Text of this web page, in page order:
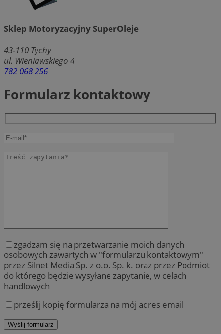
Sklep Motoryzacyjny SuperOleje
43-110 Tychy
ul. Wieniawskiego 4
782 068 256
Formularz kontaktowy
zgadzam się na przetwarzanie moich danych
osobowych zawartych w "formularzu kontaktowym"
przez Silnet Media Sp. z o.o. Sp. k. oraz przez Podmiot
do którego będzie wysyłane zapytanie, w celach
handlowych
prześlij kopię formularza na mój adres email